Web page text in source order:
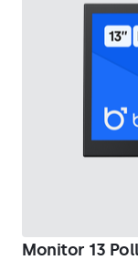
Monitor 13